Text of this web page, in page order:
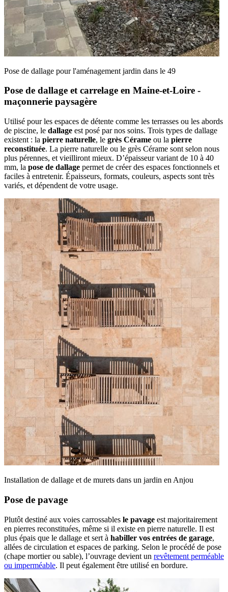
Pose de dallage pour l'aménagement jardin dans le 49
Pose de dallage et carrelage en Maine-et-Loire -
maçonnerie paysagère
Utilisé pour les espaces de détente comme les terrasses ou les abords
de piscine, le dallage est posé par nos soins. Trois types de dallage
existent : la pierre naturelle, le grès Cérame ou la pierre
reconstituée. La pierre naturelle ou le grès Cérame sont selon nous
plus pérennes, et vieilliront mieux. D’épaisseur variant de 10 à 40
mm, la pose de dallage permet de créer des espaces fonctionnels et
faciles à entretenir. Épaisseurs, formats, couleurs, aspects sont très
variés, et dépendent de votre usage.
Installation de dallage et de murets dans un jardin en Anjou
Pose de pavage
Plutôt destiné aux voies carrossables le pavage est majoritairement
en pierres reconstituées, même si il existe en pierre naturelle. Il est
plus épais que le dallage et sert à habiller vos entrées de garage,
allées de circulation et espaces de parking. Selon le procédé de pose
(chape mortier ou sable), l’ouvrage devient un revêtement perméable
ou imperméable. Il peut également être utilisé en bordure.